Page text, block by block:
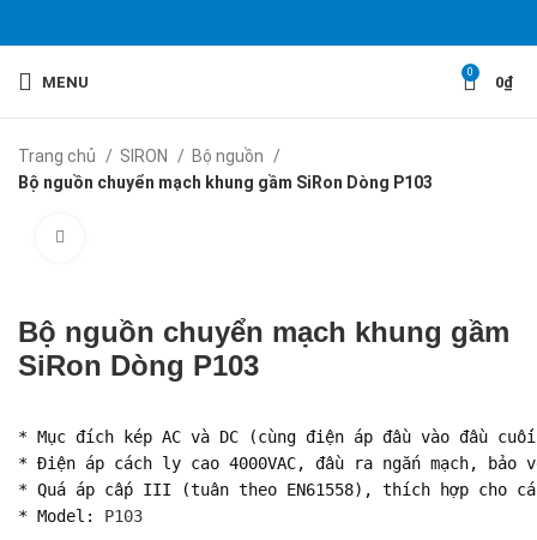
MENU
0
0₫
Trang chủ SIRON
Bộ nguồn
Bộ nguồn chuyển mạch khung gầm SiRon Dòng P103
Bộ nguồn chuyển mạch khung gầm
SiRon Dòng P103
* Mục đích kép AC và DC (cùng điện áp đầu vào đầu
* Điện áp cách ly cao 4000VAC, đầu ra ngắn mạch, bảo
* Quá áp cấp III (tuân theo EN61558), thích hợp cho
* Model: P103